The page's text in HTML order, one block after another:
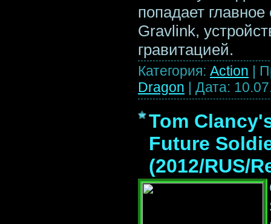
попадает
Gravlink,
гравитацией.
Категория: Action |
Dragon | Дата:
Tom
Future
(2012/RUS/